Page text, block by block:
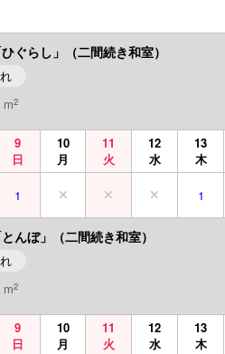
ぐらし」（二間続き和室）
m2
9
日
10
月
11
火
12
水
13
木
1 1
んぼ」（二間続き和室）
m2
9
日
10
月
11
火
12
水
13
木